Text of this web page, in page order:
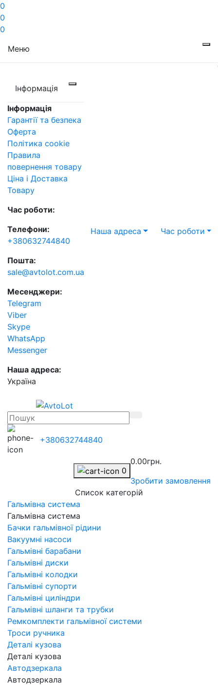
0
0
0
Меню
Інформація
Інформація
Гарантії та безпека
Оферта
Політика cookie
Правила
повернення товару
Ціна і Доставка
Товару
Час роботи:
Телефони:
+380632744840
Пошта:
sale@avtolot.com.ua
Месенджери:
Telegram
Viber
Skype
WhatsApp
Messenger
Наша адреса:
Українa
Наша адреса Час роботи
+380632744840
0
0.00грн.
Зробити замовлення
Список категорій
Гальмівна система
Гальмівна система
Бачки гальмівної рідини
Вакуумні насоси
Гальмівні барабани
Гальмівні диски
Гальмівні колодки
Гальмівні супорти
Гальмівні циліндри
Гальмівні шланги та трубки
Ремкомплекти гальмівної системи
Троси ручника
Деталі кузова
Деталі кузова
Автодзеркала
Автодзеркала